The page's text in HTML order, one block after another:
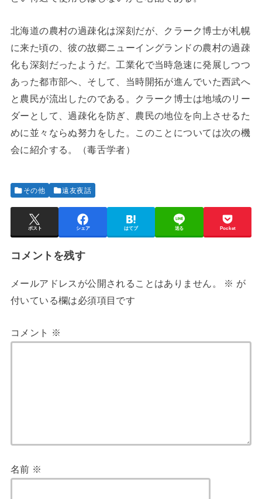
北海道の農村の過疎化は深刻だが、クラーク博士が札幌
に来た頃の、彼の故郷ニューイングランドの農村の過疎
化も深刻だったようだ。工業化で当時急速に発展しつつ
あった都市部へ、そして、当時開拓が進んでいた西武へ
と農民が流出したのである。クラーク博士は地域のリー
ダーとして、過疎化を防ぎ、農民の地位を向上させるた
めに並々ならぬ努力をした。このことについては次の機
会に紹介する。（毒舌学者）
その他 遠友夜話
ポスト シェア はてブ 送る Pocket
コメントを残す
メールアドレスが公開されることはありません。 ※ が
付いている欄は必須項目です
コメント ※
名前 ※